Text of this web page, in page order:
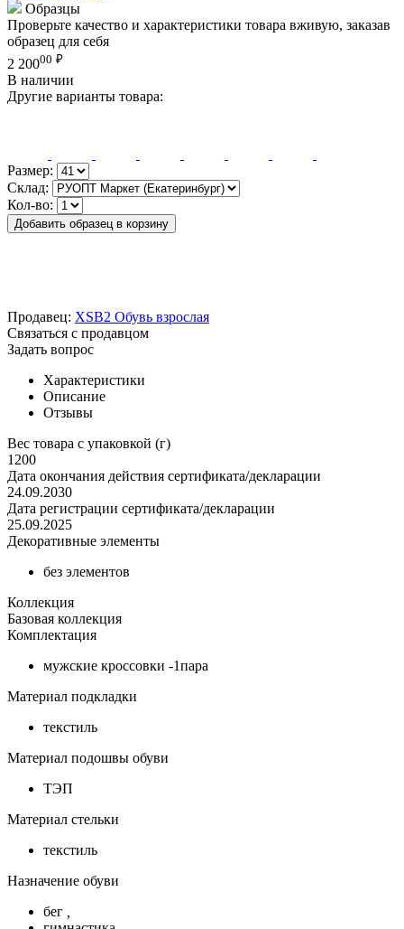
Образцы
Проверьте качество и характеристики товара вживую, заказав
образец для себя
2 20000 ₽
В наличии
Другие варианты товара:
Размер:
Склад:
Кол-во:
Добавить образец в корзину
Продавец: XSB2 Обувь взрослая
Связаться с продавцом
Задать вопрос
Характеристики
Описание
Отзывы
Вес товара с упаковкой (г)
1200
Дата окончания действия сертификата/декларации
24.09.2030
Дата регистрации сертификата/декларации
25.09.2025
Декоративные элементы
без элементов
Коллекция
Базовая коллекция
Комплектация
мужские кроссовки -1пара
Материал подкладки
текстиль
Материал подошвы обуви
ТЭП
Материал стельки
текстиль
Назначение обуви
бег